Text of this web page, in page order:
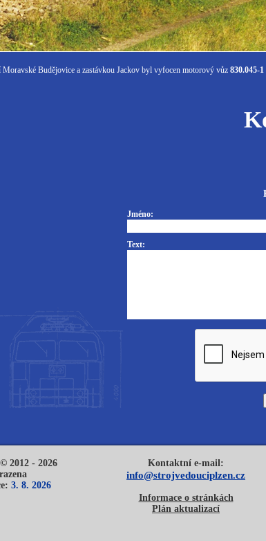
Moravské Budějovice a zastávkou Jackov byl vyfocen motorový vůz 830.045-1
Jméno:
Text:
2012 - 2026
3. 8. 2026
Kontaktní e-mail:
info@strojvedouciplzen.cz
Informace o stránkách
Plán aktualizací